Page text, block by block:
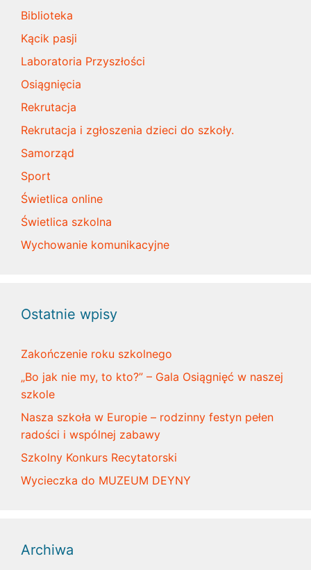
Biblioteka
Kącik pasji
Laboratoria Przyszłości
Osiągnięcia
Rekrutacja
Rekrutacja i zgłoszenia dzieci do szkoły.
Samorząd
Sport
Świetlica online
Świetlica szkolna
Wychowanie komunikacyjne
Ostatnie wpisy
Zakończenie roku szkolnego
„Bo jak nie my, to kto?” – Gala Osiągnięć w naszej
szkole
Nasza szkoła w Europie – rodzinny festyn pełen
radości i wspólnej zabawy
Szkolny Konkurs Recytatorski
Wycieczka do MUZEUM DEYNY
Archiwa